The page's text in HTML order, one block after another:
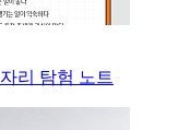
리 탐험 노트